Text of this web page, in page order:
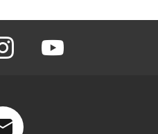
instagram